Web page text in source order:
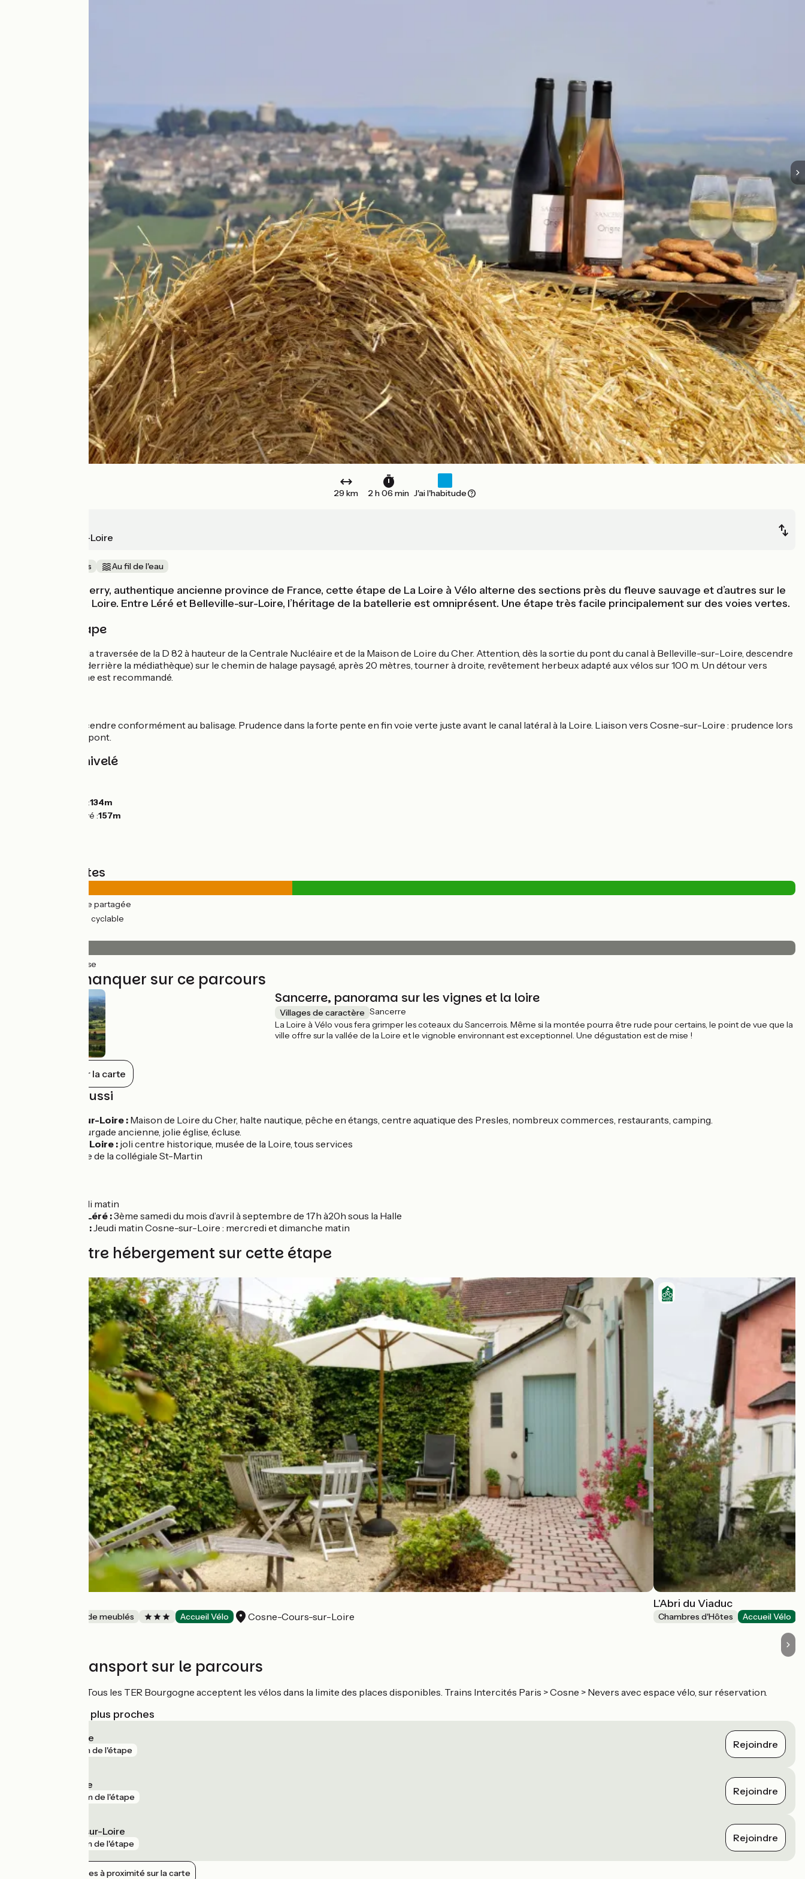
29 km 2 h 06 min J'ai l'habitude
Beaulieu-sur-Loire
Au cœur des vignes Au fil de l'eau
Aux portes du Berry, authentique ancienne province de France, cette étape de La Loire à Vélo alterne des sections près du fleuve sauvage et d’autres sur le
canal latéral à la Loire. Entre Léré et Belleville-sur-Loire, l’héritage de la batellerie est omniprésent. Une étape très facile principalement sur des voies vertes.
Détail de l'étape
Prudence lors de la traversée de la D 82 à hauteur de la Centrale Nucléaire et de la Maison de Loire du Cher. Attention, dès la sortie du pont du canal à Belleville-sur-Loire, descendre
aussitôt à droite (derrière la médiathèque) sur le chemin de halage paysagé, après 20 mètres, tourner à droite, revêtement herbeux adapté aux vélos sur 100 m. Un détour vers
Boulleret ou Cosne est recommandé.
De Sancerre, descendre conformément au balisage. Prudence dans la forte pente en fin voie verte juste avant le canal latéral à la Loire. Liaison vers Cosne-sur-Loire : prudence lors
de la traversée du pont.
Pentes et dénivelé
Point le plus bas :134m
Point le plus élevé :157m
Types de routes
(36%) Route partagée
(64%) Voie cyclable
(100%) Lisse
À ne pas manquer sur ce parcours
Sancerre, panorama sur les vignes et la loire
Villages de caractère Sancerre
La Loire à Vélo vous fera grimper les coteaux du Sancerrois. Même si la montée pourra être rude pour certains, le point de vue que la
ville offre sur la vallée de la Loire et le vignoble environnant est exceptionnel. Une dégustation est de mise !
Tout afficher sur la carte
À découvrir aussi
Belleville-sur-Loire : Maison de Loire du Cher, halte nautique, pêche en étangs, centre aquatique des Presles, nombreux commerces, restaurants, camping.
bourgade ancienne, jolie église, écluse.
Cosne-sur-Loire : joli centre historique, musée de la Loire, tous services
Crypte de la collégiale St-Martin
samedi matin
Sury-près-Léré :3ème samedi du mois d’avril à septembre de 17h à20h sous la Halle
Saint-Satur :Jeudi matin Cosne-sur-Loire : mercredi et dimanche matin
Trouvez votre hébergement sur cette étape
Gîtes et locations de meublés Accueil Vélo Cosne-Cours-sur-Loire
L'Abri du Viaduc
Chambres d'Hôtes Accueil Vélo
Trains et transport sur le parcours
: Tous les TER Bourgogne acceptent les vélos dans la limite des places disponibles. Trains Intercités Paris > Cosne > Nevers avec espace vélo, sur réservation.
Gares SNCF les plus proches
Tracy - Sancerre
1 km de l'étape Rejoindre
Pouilly-sur-Loire
2 km de l'étape Rejoindre
Cosne-Cours-sur-Loire
3 km de l'étape Rejoindre
Afficher les gares à proximité sur la carte